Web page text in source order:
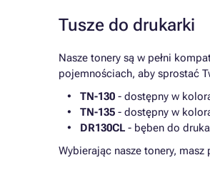
Tusze do drukarki
Nasze tonery są w pełni
pojemnościach, aby sprostać
TN-130 - dostępny w
TN-135 - dostępny w
DR130CL - bęben do
Wybierając nasze tonery,